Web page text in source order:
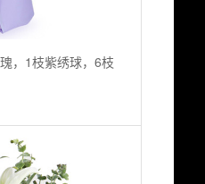
，1枝紫绣球，6枝